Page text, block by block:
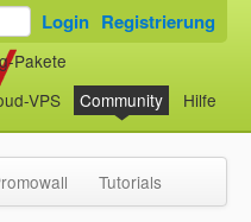
Pakete
VPS Community Hilfe
Login Registrierung
Tutorials